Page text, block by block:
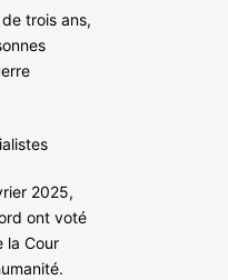
trois ans,
2025,
ont voté
la Cour